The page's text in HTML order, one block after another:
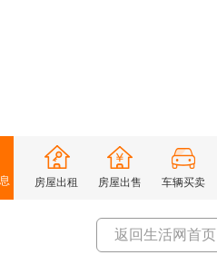
房屋出租 房屋出售 车辆买卖
返回生活网首页